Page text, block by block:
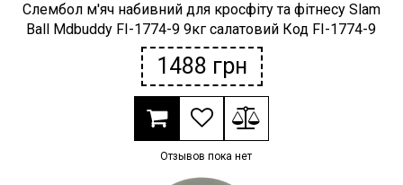
Слембол м'яч набивний для кросфіту та фітнесу Slam
Ball Mdbuddy FI-1774-9 9кг салатовий Код FI-1774-9
1488 грн
Отзывов пока нет